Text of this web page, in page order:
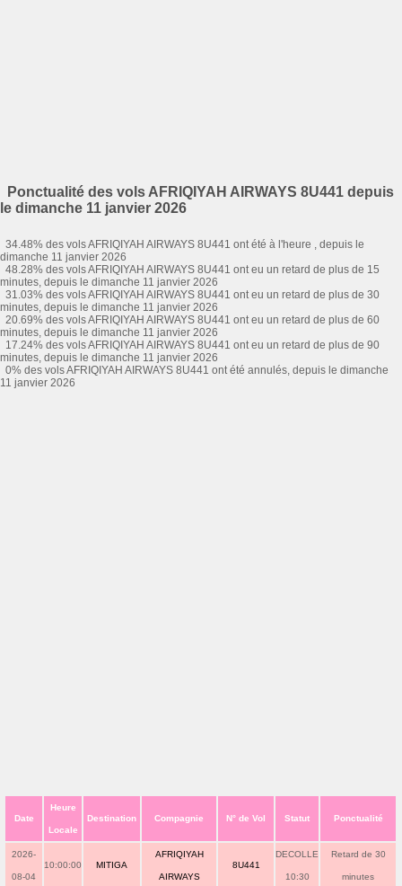
Ponctualité des vols AFRIQIYAH AIRWAYS 8U441 depuis
le dimanche 11 janvier 2026
34.48% des vols AFRIQIYAH AIRWAYS 8U441 ont été à l'heure , depuis le
dimanche 11 janvier 2026
48.28% des vols AFRIQIYAH AIRWAYS 8U441 ont eu un retard de plus de 15
minutes, depuis le dimanche 11 janvier 2026
31.03% des vols AFRIQIYAH AIRWAYS 8U441 ont eu un retard de plus de 30
minutes, depuis le dimanche 11 janvier 2026
20.69% des vols AFRIQIYAH AIRWAYS 8U441 ont eu un retard de plus de 60
minutes, depuis le dimanche 11 janvier 2026
17.24% des vols AFRIQIYAH AIRWAYS 8U441 ont eu un retard de plus de 90
minutes, depuis le dimanche 11 janvier 2026
0% des vols AFRIQIYAH AIRWAYS 8U441 ont été annulés, depuis le dimanche
11 janvier 2026
Date
Heure
Locale
Destination Compagnie N° de Vol Statut Ponctualité
2026-
08-04
10:00:00 MITIGA
AFRIQIYAH
AIRWAYS
8U441
DECOLLE
10:30
Retard de 30
minutes